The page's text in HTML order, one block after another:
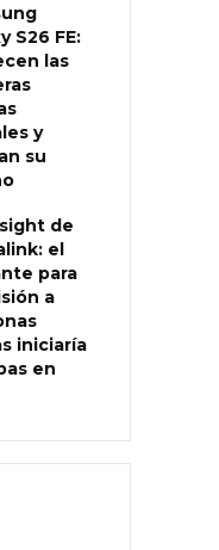
S26 FE:
las
y
su
de
el
para
a
iniciaría
en